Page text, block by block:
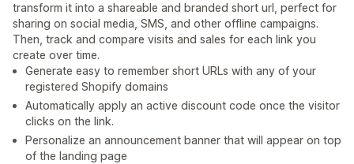
transform it into a shareable and branded short url, perfect for
sharing on social media, SMS, and other offline campaigns.
Then, track and compare visits and sales for each link you
create over time.
Generate easy to remember short URLs with any of your
registered Shopify domains
Automatically apply an active discount code once the visitor
clicks on the link.
Personalize an announcement banner that will appear on top
of the landing page